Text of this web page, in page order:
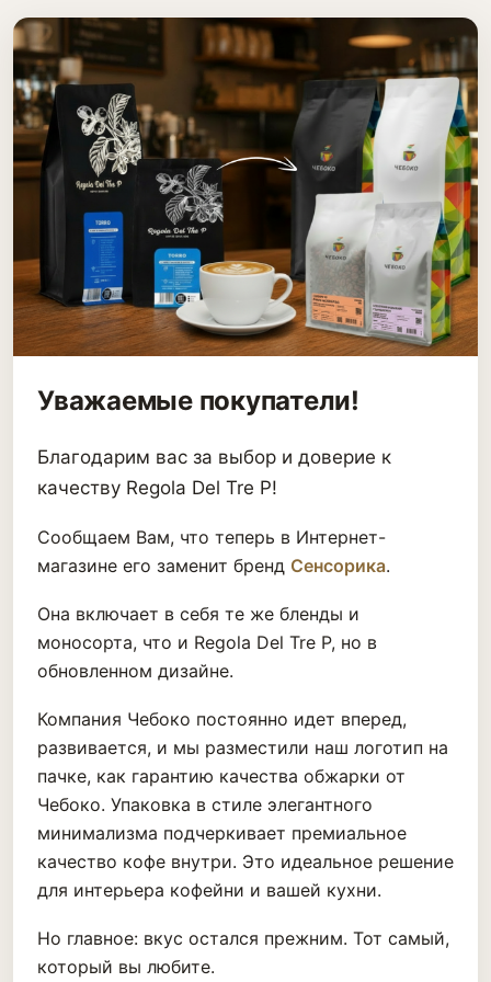
Уважаемые покупатели!
Благодарим вас за выбор и доверие к
качеству Regola Del Tre P!
Сообщаем Вам, что теперь в Интернет-
магазине его заменит бренд Сенсорика.
Она включает в себя те же бленды и
моносорта, что и Regola Del Tre P, но в
обновленном дизайне.
Компания Чебоко постоянно идет вперед,
развивается, и мы разместили наш логотип на
пачке, как гарантию качества обжарки от
Чебоко. Упаковка в стиле элегантного
минимализма подчеркивает премиальное
качество кофе внутри. Это идеальное решение
для интерьера кофейни и вашей кухни.
Но главное: вкус остался прежним. Тот самый,
который вы любите.